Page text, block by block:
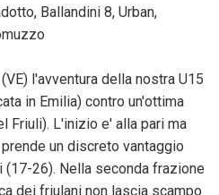
Ballandini 8, Urban,
l'avventura della nostra U15
in Emilia) contro un'ottima
Friuli). L'inizio e' alla pari ma
un discreto vantaggio
26). Nella seconda frazione
dei friulani non lascia scampo